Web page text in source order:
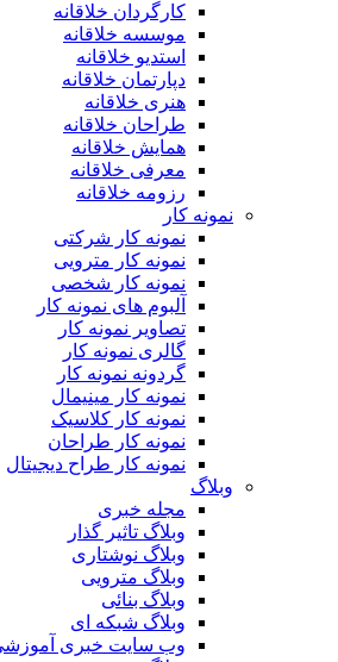
کارگردان خلاقانه
موسسه خلاقانه
استدیو خلاقانه
دپارتمان خلاقانه
هنری خلاقانه
طراحان خلاقانه
همایش خلاقانه
معرفی خلاقانه
رزومه خلاقانه
نمونه کار
نمونه کار شرکتی
نمونه کار مترویی
نمونه کار شخصی
آلبوم های نمونه کار
تصاویر نمونه کار
گالری نمونه کار
گردونه نمونه کار
نمونه کار مینیمال
نمونه کار کلاسیک
نمونه کار طراحان
نمونه کار طراح دیجیتال
وبلاگ
مجله خبری
وبلاگ تاثیر گذار
وبلاگ نوشتاری
وبلاگ مترویی
وبلاگ بنائی
وبلاگ شبکه ای
وب سایت خبری آموزشی